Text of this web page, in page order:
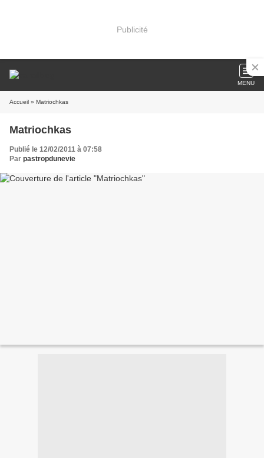
Publicité
MENU
Accueil » Matriochkas
Matriochkas
Publié le 12/02/2011 à 07:58
Par pastropdunevie